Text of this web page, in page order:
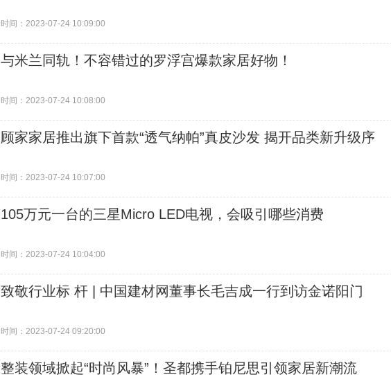
时间：2023-07-24 10:09:00
与米兰同轨！不容错过的罗浮宫爆款家居好物！
时间：2023-07-24 10:08:00
顾家家居推出旗下首款“透气纳帕”真皮沙发 揭开品类新升级序
时间：2023-07-24 10:07:00
105万元一台的三星Micro LED电视，会吸引哪些消费
时间：2023-07-24 10:04:00
致敬行业标 杆 | 中国建材网董事长毛吉成一行到访金诺阳门
时间：2023-07-24 09:20:00
整装领域掀起“时尚风暴”！圣都携手铂尼思引领家居新潮流